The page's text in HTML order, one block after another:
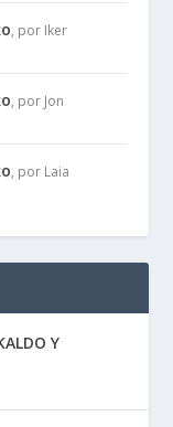
, por Iker
, por Jon
, por Laia
Y